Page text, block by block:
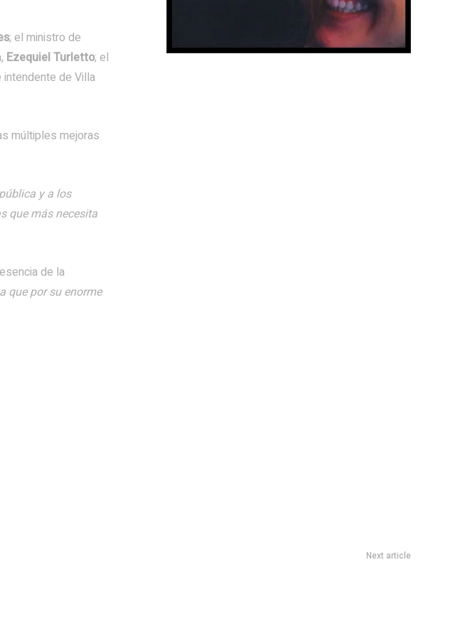
; el ministro de
Ezequiel Turletto; el
intendente de Villa
múltiples mejoras
y a los
que más necesita
de la
que por su enorme
Next article